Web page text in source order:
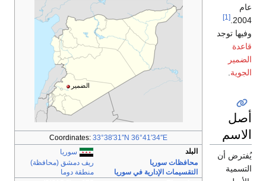
الضمير
Coordinates: 33°38′31″N 36°41′34″E
البلد
سوريا
محافظات سوريا
ريف دمشق (محافظة)
التقسيمات الإدارية في سوريا
منطقة دوما
عام
2004.
[1]
وفيها توجد
قاعدة
الضمير
الجوية
أصل
الاسم
يُفترض أن
التسمية